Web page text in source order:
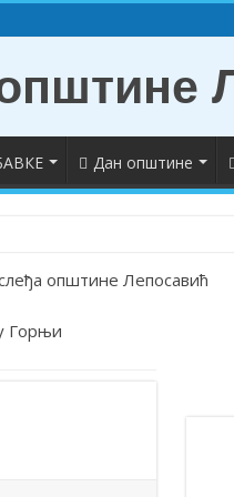
Дан општине
АП Косово и Метохија
Горњи